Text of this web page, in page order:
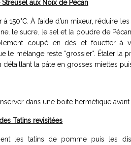
aux Noix de Pécan
150°C. À l’aide d’un mixeur, réduire
le sucre, le sel et la poudre de
coupé en dés et fouetter à
le mélange reste "grossier". Étaler la
la pâte en grosses miettes
dans une boite hermétique avant
Tatins revisitées
les tatins de pomme puis les